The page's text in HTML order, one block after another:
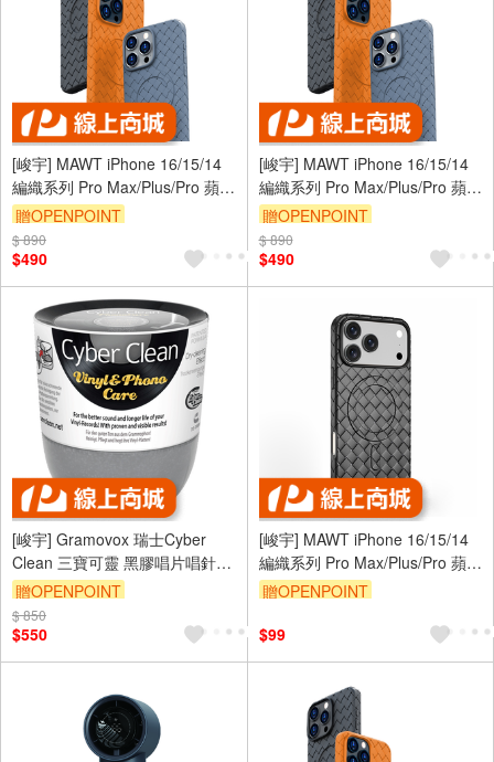
[峻宇] MAWT iPhone 16/15/14
編織系列 Pro Max/Plus/Pro 蘋果
奢華磁吸保護殼 MagSafe 升級
防滑鏡頭保護 手機保護套
贈OPENPOINT
$ 890
$490
[峻宇] MAWT iPhone 16/15/14
編織系列 Pro Max/Plus/Pro 蘋果
奢華磁吸保護殼 MagSafe 升級
防滑鏡頭保護 手機保護套
贈OPENPOINT
$ 890
$490
[峻宇] Gramovox 瑞士Cyber
Clean 三寶可靈 黑膠唱片唱針黏
土清潔泥
贈OPENPOINT
$ 850
$550
[峻宇] MAWT iPhone 16/15/14
編織系列 Pro Max/Plus/Pro 蘋果
手機保護套
贈OPENPOINT
$99